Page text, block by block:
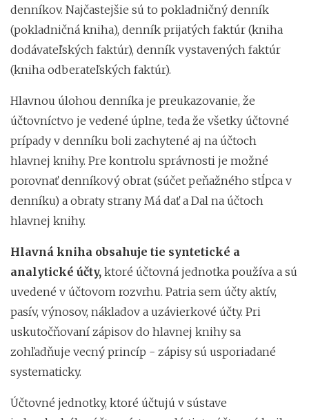
denníkov. Najčastejšie sú to pokladničný denník
(pokladničná kniha), denník prijatých faktúr (kniha
dodávateľských faktúr), denník vystavených faktúr
(kniha odberateľských faktúr).
Hlavnou úlohou denníka je preukazovanie, že
účtovníctvo je vedené úplne, teda že všetky účtovné
prípady v denníku boli zachytené aj na účtoch
hlavnej knihy. Pre kontrolu správnosti je možné
porovnať denníkový obrat (súčet peňažného stĺpca v
denníku) a obraty strany Má dať a Dal na účtoch
hlavnej knihy.
Hlavná kniha obsahuje tie syntetické a
analytické účty, ktoré účtovná jednotka používa a sú
uvedené v účtovom rozvrhu. Patria sem účty aktív,
pasív, výnosov, nákladov a uzávierkové účty. Pri
uskutočňovaní zápisov do hlavnej knihy sa
zohľadňuje vecný princíp - zápisy sú usporiadané
systematicky.
Účtovné jednotky, ktoré účtujú v sústave